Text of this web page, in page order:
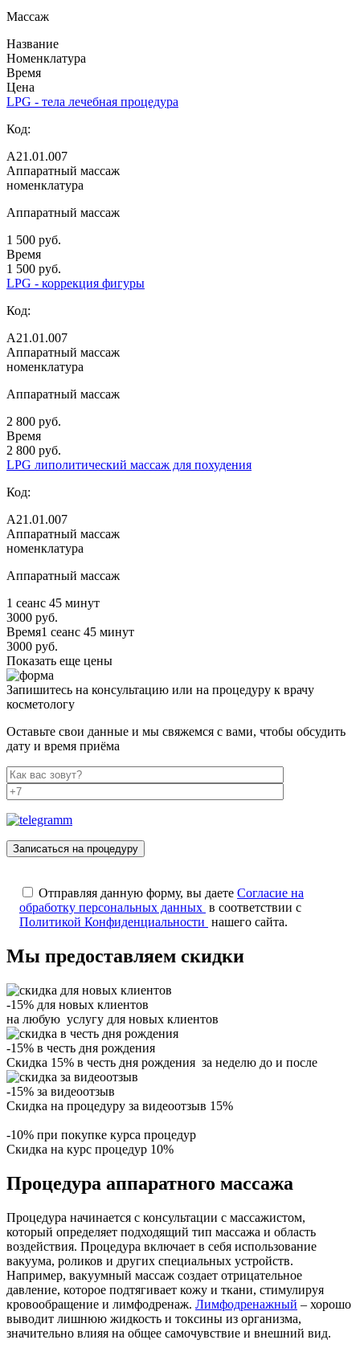
Массаж
Название
Номенклатура
Время
Цена
LPG - тела лечебная процедура
Код:
А21.01.007
Аппаратный массаж
номенклатура
Аппаратный массаж
1 500 руб.
Время
1 500 руб.
LPG - коррекция фигуры
Код:
А21.01.007
Аппаратный массаж
номенклатура
Аппаратный массаж
2 800 руб.
Время
2 800 руб.
LPG липолитический массаж для похудения
Код:
А21.01.007
Аппаратный массаж
номенклатура
Аппаратный массаж
1 сеанс 45 минут
3000 руб.
Время1 сеанс 45 минут
3000 руб.
Показать еще цены
Запишитесь на консультацию или на процедуру к врачу
косметологу
Оставьте свои данные и мы свяжемся с вами, чтобы обсудить
дату и время приёма
Отправляя данную форму, вы даете Согласие на
обработку персональных данных в соответствии с
Политикой Конфиденциальности нашего сайта.
Мы предоставляем скидки
-15% для новых клиентов
на любую услугу для новых клиентов
-15% в честь дня рождения
Скидка 15% в честь дня рождения за неделю до и после
-15% за видеоотзыв
Скидка на процедуру за видеоотзыв 15%
-10% при покупке курса процедур
Скидка на курс процедур 10%
Процедура аппаратного массажа
Процедура начинается с консультации с массажистом,
который определяет подходящий тип массажа и область
воздействия. Процедура включает в себя использование
вакуума, роликов и других специальных устройств.
Например, вакуумный массаж создает отрицательное
давление, которое подтягивает кожу и ткани, стимулируя
кровообращение и лимфодренаж. Лимфодренажный – хорошо
выводит лишнюю жидкость и токсины из организма,
значительно влияя на общее самочувствие и внешний вид.